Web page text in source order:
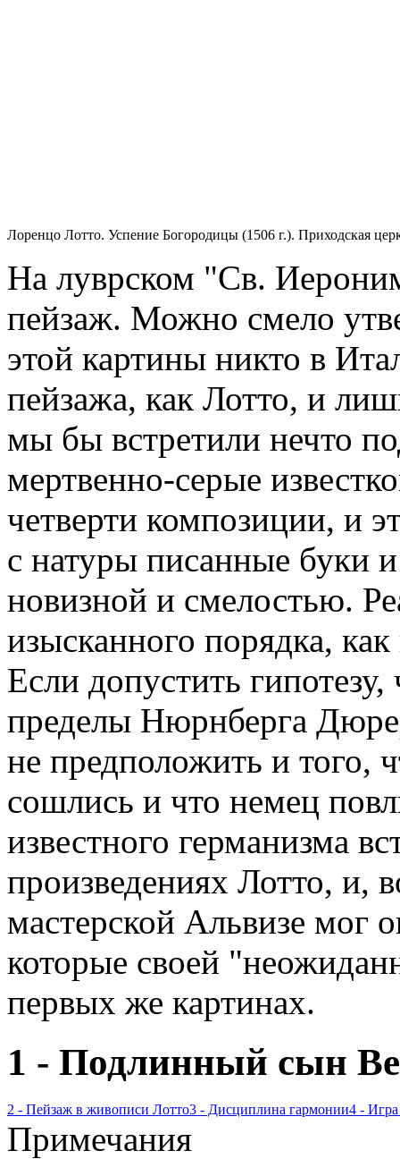
Лоренцо Лотто. Успение Богородицы (1506 г.). Приходская
На луврском "Св.
пейзаж. Можно смело
этой картины никто в
пейзажа, как Лотто, и
мы бы встретили нечто
мертвенно-серые
четверти композиции, и
с натуры писанные буки
новизной и смелостью.
изысканного порядка,
Если допустить
пределы Нюрнберга
не предположить и того,
сошлись и что немец
известного германизма
произведениях Лотто, и,
мастерской Альвизе мог
которые своей
первых же картинах.
1 - Подлинный сын
2 - Пейзаж в живописи Лотто3 - Дисциплина гармонии4 - Игра
Примечания